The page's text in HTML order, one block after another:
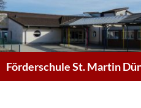
Zum
Inhalt
springen
Förderschule St. Martin